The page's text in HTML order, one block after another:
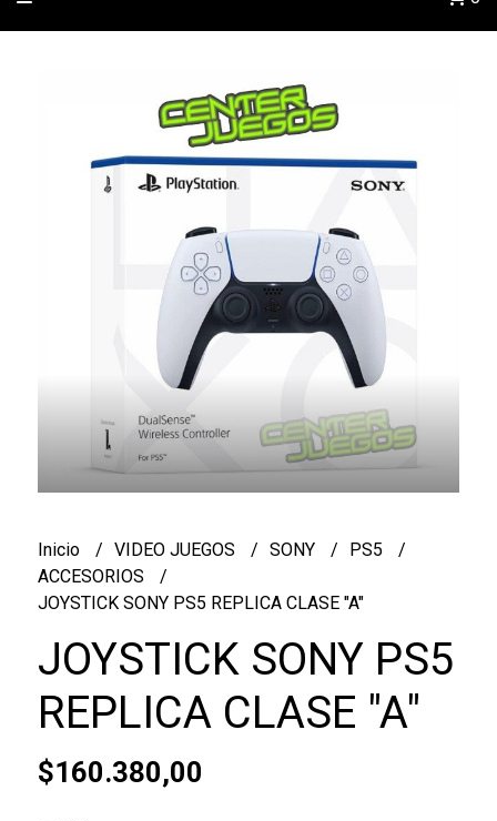
Inicio VIDEO JUEGOS SONY
PS5
ACCESORIOS
JOYSTICK SONY PS5 REPLICA CLASE "A"
JOYSTICK SONY PS5
REPLICA CLASE "A"
$160.380,00